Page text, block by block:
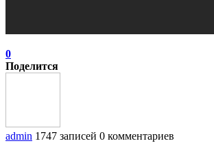
0
Поделится
admin 1747 записей 0 комментариев